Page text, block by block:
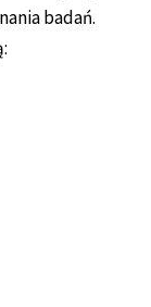
badań.